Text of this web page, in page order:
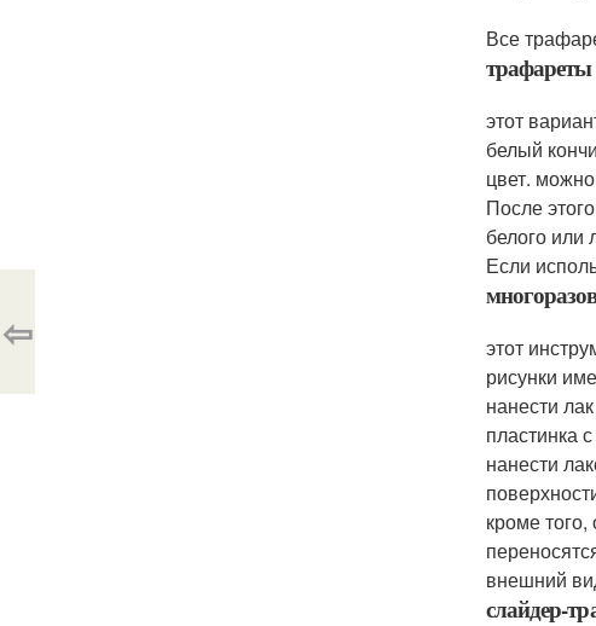
Все
этот
белый
цвет.
После
белого или
Если
этот
рисунки
нанести
пластинка
нанести
кроме
внешний
слайдер-
⇦